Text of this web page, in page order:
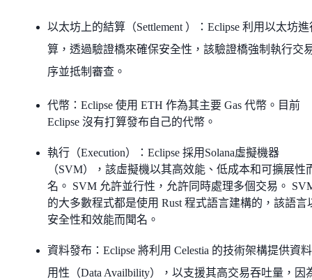
以太坊上的結算（Settlement ）：Eclipse 利用以太坊
算，透過驗證橋來確保安全性，該驗證橋強制執行交
序並抵制審查。
代幣：Eclipse 使用 ETH 作為其主要 Gas 代幣。目前
Eclipse 沒有打算發布自己的代幣。
執行（Execution）：Eclipse 採用Solana虛擬機器
（SVM），該虛擬機以其高效能、​​低成本和可擴展性
名。 SVM 允許並行性，允許同時處理多個交易。
的大多數程式都是使用 Rust 程式語言建構的，該語言
安全性和效能而聞名。
資料發布：Eclipse 將利用 Celestia 的技術架構提供資
用性（Data Availbility），以支援其高交易吞吐量，因